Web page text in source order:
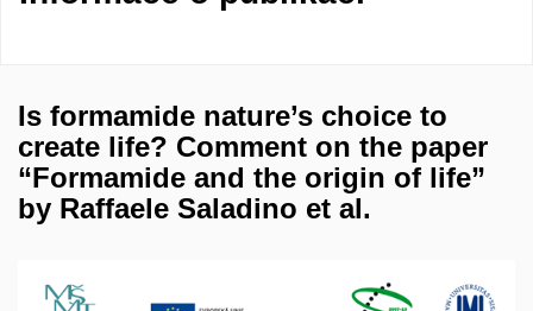
Is formamide nature’s choice to
create life? Comment on the paper
“Formamide and the origin of life”
by Raffaele Saladino et al.